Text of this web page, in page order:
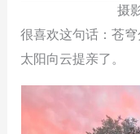
摄
很喜欢这句话：苍
太阳向云提亲了。